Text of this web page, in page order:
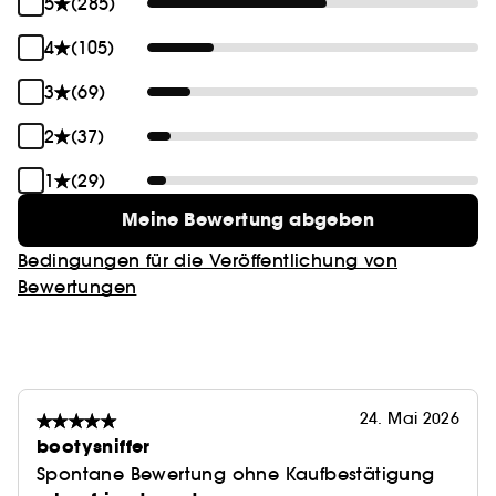
4
(105)
3
(69)
2
(37)
1
(29)
Meine Bewertung abgeben
Bedingungen für die Veröffentlichung von
Bewertungen
24. Mai 2026
bootysniffer
Spontane Bewertung ohne Kaufbestätigung